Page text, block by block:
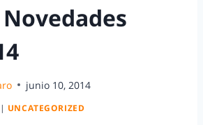
junio 10, 2014
| UNCATEGORIZED